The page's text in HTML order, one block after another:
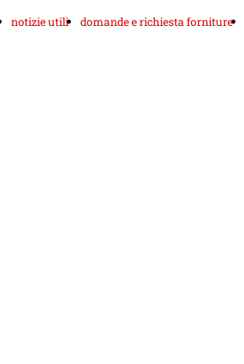
notizie utili domande e richiesta forniture